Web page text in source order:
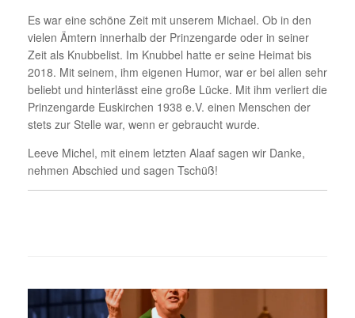
Es war eine schöne Zeit mit unserem Michael. Ob in den
vielen Ämtern innerhalb der Prinzengarde oder in seiner
Zeit als Knubbelist. Im Knubbel hatte er seine Heimat bis
2018. Mit seinem, ihm eigenen Humor, war er bei allen sehr
beliebt und hinterlässt eine große Lücke. Mit ihm verliert die
Prinzengarde Euskirchen 1938 e.V. einen Menschen der
stets zur Stelle war, wenn er gebraucht wurde.
Leeve Michel, mit einem letzten Alaaf sagen wir Danke,
nehmen Abschied und sagen Tschüß!